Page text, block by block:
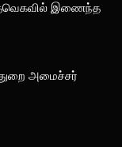
தவெகவில் இணைந்த
அமைச்சர்